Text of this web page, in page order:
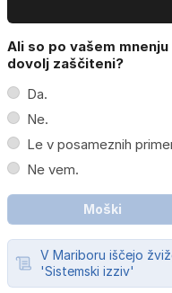
Ali so po vašem
dovolj zaščiteni?
Da.
Ne.
Le v posameznih
Ne vem.
Moški
V Mariboru iščejo
'Sistemski izziv'